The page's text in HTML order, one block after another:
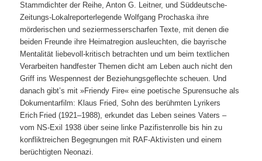
Stammdichter der Reihe, Anton G. Leitner, und Süddeutsche-
Zeitungs-Lokalreporterlegende Wolfgang Prochaska ihre
mörderischen und seziermesserscharfen Texte, mit denen die
beiden Freunde ihre Heimatregion ausleuchten, die bayrische
Mentalität liebevoll-kritisch betrachten und um beim textlichen
Verarbeiten handfester Themen dicht am Leben auch nicht den
Griff ins Wespennest der Beziehungsgeflechte scheuen. Und
danach gibt’s mit »Friendy Fire« eine poetische Spurensuche als
Dokumentarfilm: Klaus Fried, Sohn des berühmten Lyrikers
Erich Fried (1921–1988), erkundet das Leben seines Vaters –
vom NS-Exil 1938 über seine linke Pazifistenrolle bis hin zu
konfliktreichen Begegnungen mit RAF‑Aktivisten und einem
berüchtigten Neonazi.